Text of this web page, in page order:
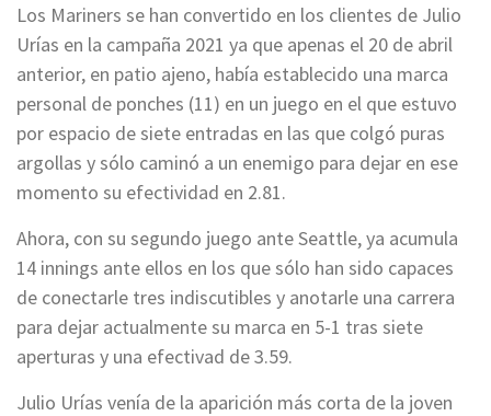
Los Mariners se han convertido en los clientes de Julio
Urías en la campaña 2021 ya que apenas el 20 de abril
anterior, en patio ajeno, había establecido una marca
personal de ponches (11) en un juego en el que estuvo
por espacio de siete entradas en las que colgó puras
argollas y sólo caminó a un enemigo para dejar en ese
momento su efectividad en 2.81.
Ahora, con su segundo juego ante Seattle, ya acumula
14 innings ante ellos en los que sólo han sido capaces
de conectarle tres indiscutibles y anotarle una carrera
para dejar actualmente su marca en 5-1 tras siete
aperturas y una efectivad de 3.59.
Julio Urías venía de la aparición más corta de la joven